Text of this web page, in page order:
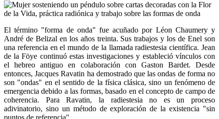
El término "forma de onda" fue acuñado por Léon Chaumery y
André de Belizal en los años treinta. Sus trabajos y los de Enel son
una referencia en el mundo de la llamada radiestesia científica. Jean
de la Föye continuó estas investigaciones y estableció vínculos con
el hebreo antiguo en colaboración con Gaston Bardet. Desde
entonces, Jacques Ravatin ha demostrado que las ondas de forma no
son "ondas" en el sentido de la física clásica, sino un fenómeno de
emergencia debido a las formas, basado en el concepto de campo de
coherencia. Para Ravatin, la radiestesia no es un proceso
adivinatorio, sino un método de exploración de la existencia "sin
puntos de referencia".